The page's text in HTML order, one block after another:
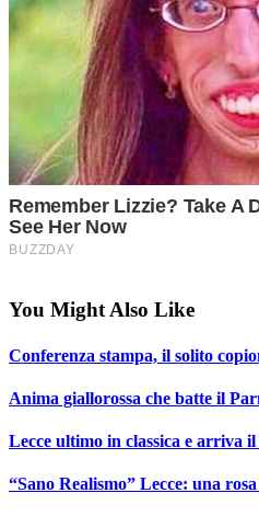
You Might Also Like
Conferenza stampa, il solito
Anima giallorossa che batte il
Lecce ultimo in classica e arriva
“Sano Realismo” Lecce: una